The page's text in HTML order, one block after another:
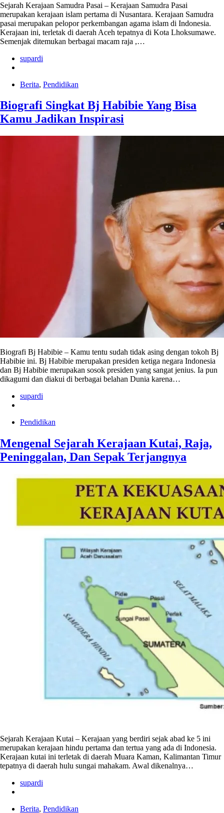
Sejarah Kerajaan Samudra Pasai – Kerajaan Samudra Pasai
merupakan kerajaan islam pertama di Nusantara. Kerajaan Samudra
pasai merupakan pelopor perkembangan agama islam di Indonesia.
Kerajaan ini, terletak di daerah Aceh tepatnya di Kota Lhoksumawe.
Semenjak ditemukan berbagai macam raja ,…
supardi
Berita, Pendidikan
Biografi Singkat Bj Habibie Yang Bisa
Kamu Jadikan Inspirasi
Biografi Bj Habibie – Kamu tentu sudah tidak asing dengan tokoh Bj
Habibie ini. Bj Habibie merupakan presiden ketiga negara Indonesia
dan Bj Habibie merupakan sosok presiden yang sangat jenius. Ia pun
dikagumi dan diakui di berbagai belahan Dunia karena…
supardi
Pendidikan
Mengenal Sejarah Kerajaan Kutai, Raja,
Peninggalan, Dan Sepak Terjangnya
Sejarah Kerajaan Kutai – Kerajaan yang berdiri sejak abad ke 5 ini
merupakan kerajaan hindu pertama dan tertua yang ada di Indonesia.
Kerajaan kutai ini terletak di daerah Muara Kaman, Kalimantan Timur
tepatnya di daerah hulu sungai mahakam. Awal dikenalnya…
supardi
Berita, Pendidikan